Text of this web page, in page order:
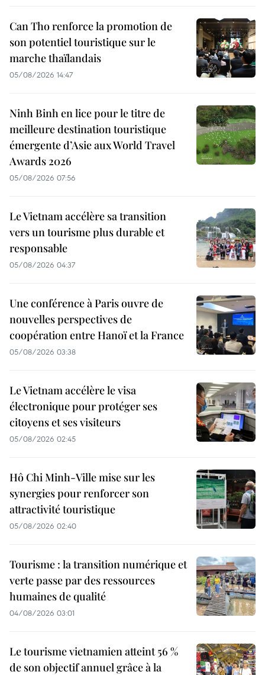
Can Tho renforce la promotion de
son potentiel touristique sur le
marche thaïlandais
05/08/2026 14:47
Ninh Binh en lice pour le titre de
meilleure destination touristique
émergente d’Asie aux World Travel
Awards 2026
05/08/2026 07:56
Le Vietnam accélère sa transition
vers un tourisme plus durable et
responsable
05/08/2026 04:37
Une conférence à Paris ouvre de
nouvelles perspectives de
coopération entre Hanoï et la France
05/08/2026 03:38
Le Vietnam accélère le visa
électronique pour protéger ses
citoyens et ses visiteurs
05/08/2026 02:45
Hô Chi Minh-Ville mise sur les
synergies pour renforcer son
attractivité touristique
05/08/2026 02:40
Tourisme : la transition numérique et
verte passe par des ressources
humaines de qualité
04/08/2026 03:01
Le tourisme vietnamien atteint 56 %
de son objectif annuel grâce à la